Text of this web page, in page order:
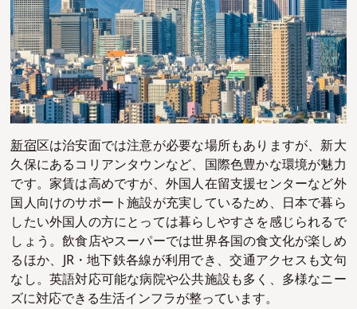
新宿区は治安面では注意が必要な場所もありますが、新大
久保にあるコリアンタウンなど、国際色豊かな環境が魅力
です。家賃は高めですが、外国人在留支援センターなど外
国人向けのサポート施設が充実しているため、日本で暮ら
したい外国人の方にとっては暮らしやすさを感じられるで
しょう。飲食店やスーパーでは世界各国の食文化が楽しめ
るほか、JR・地下鉄各線が利用でき、交通アクセスも文句
なし。英語対応可能な病院や公共施設も多く、多様なニー
ズに対応できる生活インフラが整っています。